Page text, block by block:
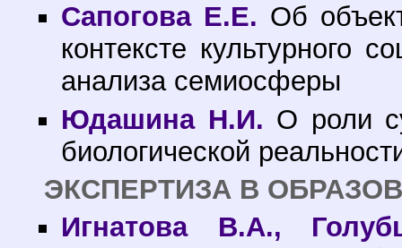
Сапогова Е.Е. Об
контексте культурного
анализа семиосферы
Юдашина Н.И. О роли
биологической
ЭКСПЕРТИЗА В
Игнатова В.А.,